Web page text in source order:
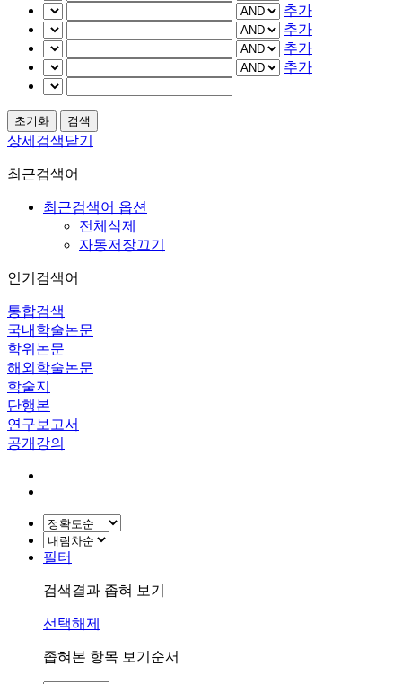
추가
추가
추가
추가
상세검색닫기
최근검색어
최근검색어 옵션
전체삭제
자동저장끄기
인기검색어
통합검색
국내학술논문
학위논문
해외학술논문
학술지
단행본
연구보고서
공개강의
필터
검색결과 좁혀 보기
선택해제
좁혀본 항목 보기순서